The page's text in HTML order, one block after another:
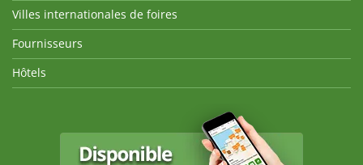
Villes internationales de foires
Fournisseurs
Hôtels